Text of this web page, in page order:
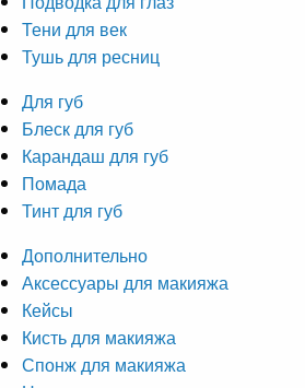
Тени для век
Тушь для ресниц
Для губ
Блеск для губ
Карандаш для губ
Помада
Тинт для губ
Дополнительно
Аксессуары для макияжа
Кейсы
Кисть для макияжа
Спонж для макияжа